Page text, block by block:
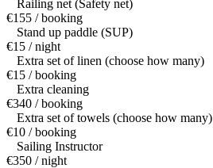
Railing net (Safety net)
€155 / booking
Stand up paddle (SUP)
€15 / night
Extra set of linen (choose how many)
€15 / booking
Extra cleaning
€340 / booking
Extra set of towels (choose how many)
€10 / booking
Sailing Instructor
€350 / night